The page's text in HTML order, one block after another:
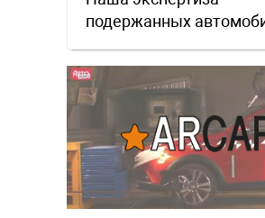
подержанных